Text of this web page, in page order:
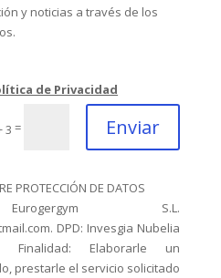
y noticias a través de los
de Privacidad
3 = Enviar
PROTECCIÓN DE DATOS
S.L.
DPD: Invesgia Nubelia
Finalidad: Elaborarle un
prestarle el servicio solicitado